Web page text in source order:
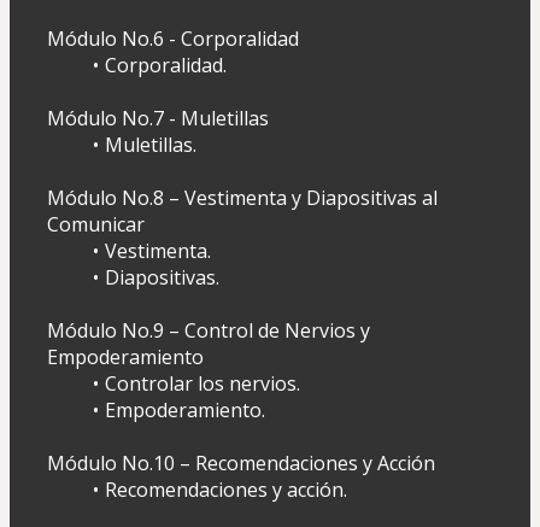
Módulo No.6 - Corporalidad
Corporalidad.
Módulo No.7 - Muletillas
Muletillas.
Módulo No.8 – Vestimenta y Diapositivas al
Comunicar
Vestimenta.
Diapositivas.
Módulo No.9 – Control de Nervios y
Empoderamiento
Controlar los nervios.
Empoderamiento.
Módulo No.10 – Recomendaciones y Acción
Recomendaciones y acción.